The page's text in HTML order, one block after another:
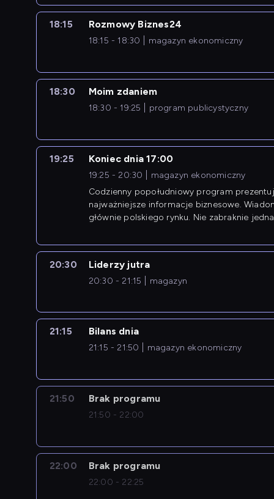
18:15 Rozmowy Biznes24
18:15 - 18:30 magazyn ekonomiczny
18:30 Moim zdaniem
18:30 - 19:25 program publicystyczny
19:25 Koniec dnia 17:00
19:25 - 20:30
magazyn ekonomiczny
Codzienny popołudniowy program
najważniejsze informacje biznesowe.
głównie polskiego rynku. Nie zabraknie
20:30 Liderzy jutra
20:30 - 21:15 magazyn
21:15 Bilans dnia
21:15 - 21:50 magazyn ekonomiczny
21:50 Brak programu
21:50 - 22:00
22:00 Brak programu
22:00 - 22:25